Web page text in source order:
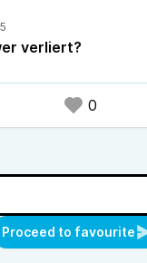
verliert?
0
Proceed to favourite